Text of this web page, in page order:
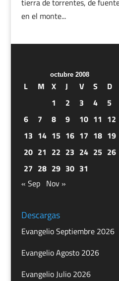
tierra de torrentes, de
en el monte...
octubre 2008
L M X J V S
D
1
2 3 4
5
6
7 8 9 10 11 12
13 14 15 16 17 18 19
20 21 22 23 24 25 26
27 28 29 30 31
« Sep Nov »
Descargas
Evangelio Septiembre 2026
Evangelio Agosto 2026
Evangelio Julio 2026